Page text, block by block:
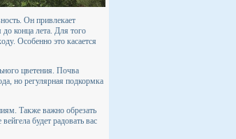
Он привлекает
конца лета. Для того
Особенно это касается
цветения. Почва
но регулярная подкормка
Также важно обрезать
будет радовать вас